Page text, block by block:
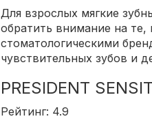
Для взрослых мягкие
обратить внимание на
стоматологическими
чувствительных зубов и
PRESIDENT
Рейтинг: 4.9